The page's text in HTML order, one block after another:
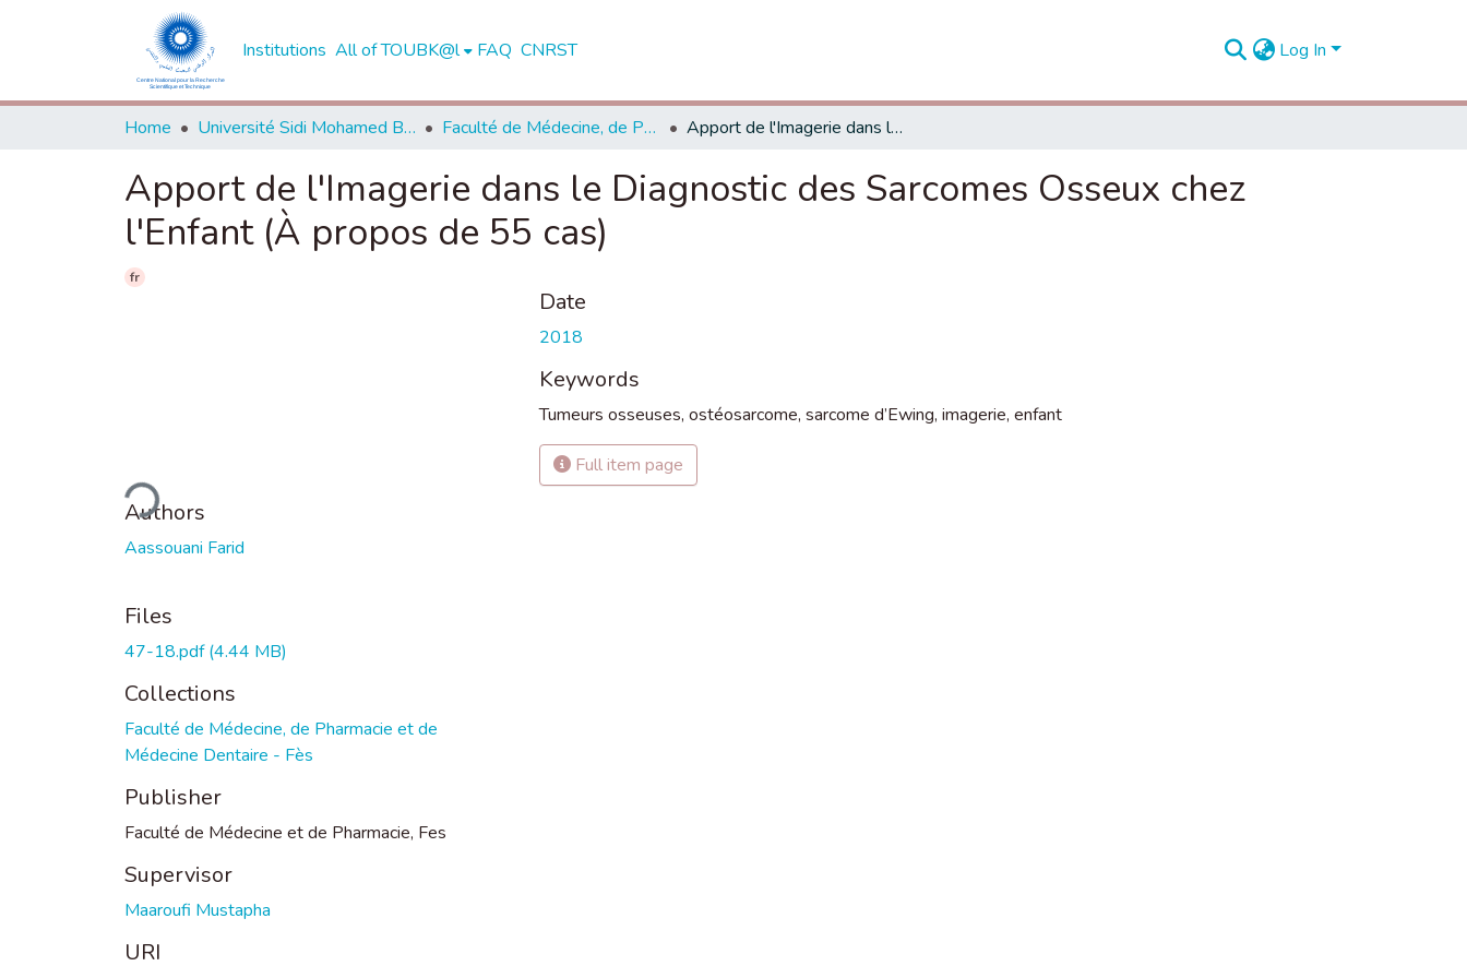
Institutions All of TOUBK@l FAQ CNRST Log In
Home Université Sidi Mohamed Ben Abdellah de Fès Faculté de Médecine, de Pharmacie et de Médecine Dentaire - Fès Apport de l'Imagerie dans le Diagnostic des Sarcomes Osseux chez l'Enfant (À propos de 55 cas)
Apport de l'Imagerie dans le Diagnostic des Sarcomes Osseux chez
l'Enfant (À propos de 55 cas)
fr
Loading...
Authors
Aassouani Farid
Files
47-18.pdf(4.44 MB)
Collections
Faculté de Médecine, de Pharmacie et de
Médecine Dentaire - Fès
Publisher
Faculté de Médecine et de Pharmacie, Fes
Supervisor
Maaroufi Mustapha
URI
Date
2018
Keywords
Tumeurs osseuses, ostéosarcome, sarcome d’Ewing, imagerie, enfant
Full item page